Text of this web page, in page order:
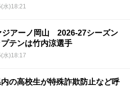
水)18:21
ジアーノ岡山 2026-27シーズン
テンは竹内涼選手
水)18:17
内の高校生が特殊詐欺防止など呼